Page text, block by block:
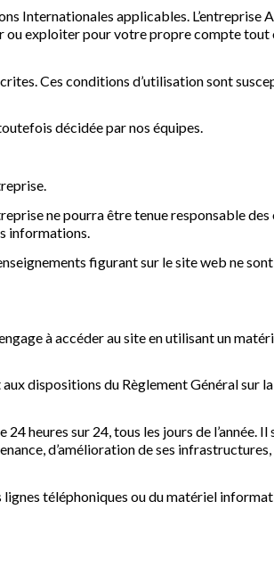
Internationales applicables. L’entreprise
ou exploiter pour votre propre compte tout
Ces conditions d’utilisation sont
décidée par nos équipes.
ne pourra être tenue responsable des
informations.
figurant sur le site web ne
à accéder au site en utilisant un
dispositions du Règlement Général sur
heures sur 24, tous les jours de l’année. Il
d’amélioration de ses
téléphoniques ou du matériel